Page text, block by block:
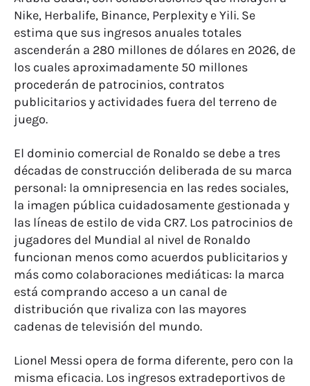
Nike, Herbalife, Binance, Perplexity e Yili. Se
estima que sus ingresos anuales totales
ascenderán a 280 millones de dólares en 2026, de
los cuales aproximadamente 50 millones
procederán de patrocinios, contratos
publicitarios y actividades fuera del terreno de
juego.
El dominio comercial de Ronaldo se debe a tres
décadas de construcción deliberada de su marca
personal: la omnipresencia en las redes sociales,
la imagen pública cuidadosamente gestionada y
las líneas de estilo de vida CR7. Los patrocinios de
jugadores del Mundial al nivel de Ronaldo
funcionan menos como acuerdos publicitarios y
más como colaboraciones mediáticas: la marca
está comprando acceso a un canal de
distribución que rivaliza con las mayores
cadenas de televisión del mundo.
Lionel Messi opera de forma diferente, pero con la
misma eficacia. Los ingresos extradeportivos de